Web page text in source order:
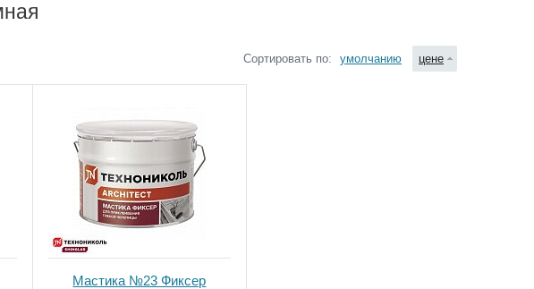
Сортировать по: умолчанию цене
Мастика №23 Фиксер